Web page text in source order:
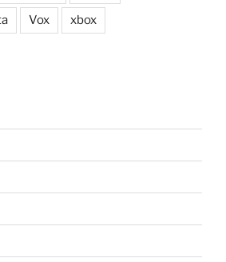
Vox xbox